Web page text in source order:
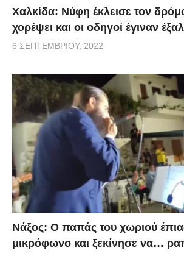
Χαλκίδα: Νύφη έκλεισε τον
χορέψει και οι οδηγοί έγιναν
6 ΣΕΠΤΕΜΒΡΊΟΥ, 2022
Νάξος: Ο παπάς του χωριού
μικρόφωνο και ξεκίνησε να…